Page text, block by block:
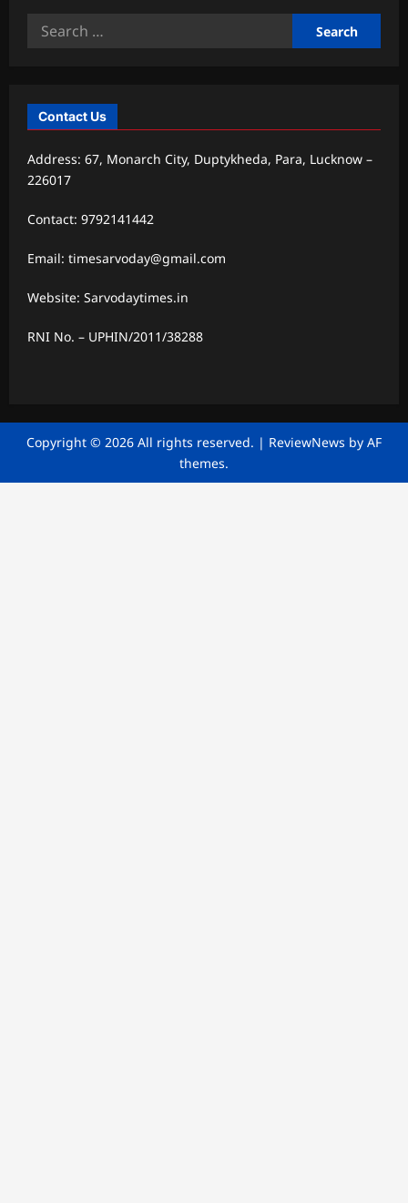
Search
Contact Us
Address: 67, Monarch City, Duptykheda, Para, Lucknow –
226017
Contact: 9792141442
Email: timesarvoday@gmail.com
Website: Sarvodaytimes.in
RNI No. – UPHIN/2011/38288
Copyright © 2026 All rights reserved. | ReviewNews by AF
themes.